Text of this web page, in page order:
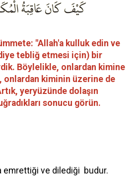
"Allah'a kulluk edin ve
tebliğ etmesi için) bir
Böylelikle, onlardan kimine
onlardan kiminin üzerine de
yeryüzünde dolaşın
sonucu görün.
emrettiği ve dilediği budur.